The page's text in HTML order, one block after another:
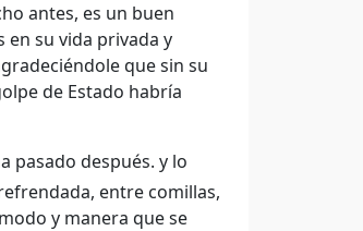
antes, es un buen
su vida privada y
que sin su
de Estado habría
pasado después. y lo
entre comillas,
y manera que se